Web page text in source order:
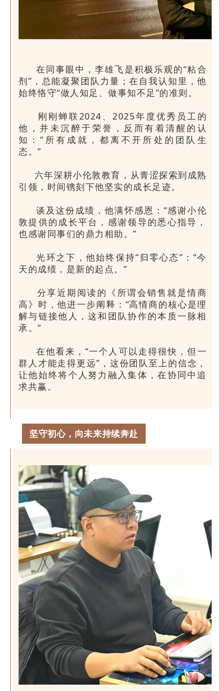
在同事眼中，李雄飞是积极乐观的“粘合
剂”，总能凝聚团队力量；在自我认知里，他
始终恪守“做人知足、做事知不足”的准则。
刚刚蝉联2024、2025年度优秀员工的
他，并未沉醉于荣誉，反而有着清醒的认
知：“所有成就，都离不开所处的团队生
态。”
六年深耕小伦敦教育，从青涩探索到成熟
引领，时间镌刻下他坚实的成长足迹。
谈及这份成绩，他满怀感恩：“感谢小伦
敦提供的成长平台，感谢领导的悉心指导，
也感谢同事们的鼎力相助。”
光环之下，他始终保持“归零心态”：“今
天的成绩，是新的起点。”
分享近期阅读的《所谓会销售就是情商
高》时，他进一步阐释：“高情商的核心是理
解与链接他人，这和团队协作的本质一脉相
承。”
在他看来，“一个人可以走得很快，但一
群人才能走得更远”，这份团队至上的信念，
让他始终将个人努力融入集体，在协同中追
求共赢。
坚守初心，向未来持续奔赴